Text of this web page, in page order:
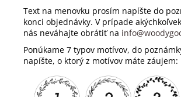
Text na menovku prosím napíšte do
konci objednávky. V prípade
nás neváhajte obrátiť na
Ponúkame 7 typov motívov, do
napíšte, o ktorý z motívov máte záujem: